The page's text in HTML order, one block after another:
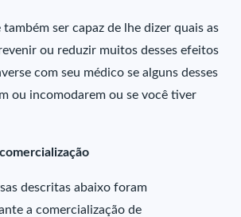
ser capaz de lhe dizer quais as
ou reduzir muitos desses efeitos
com seu médico se alguns desses
ou incomodarem ou se você tiver
descritas abaixo foram
a comercialização de